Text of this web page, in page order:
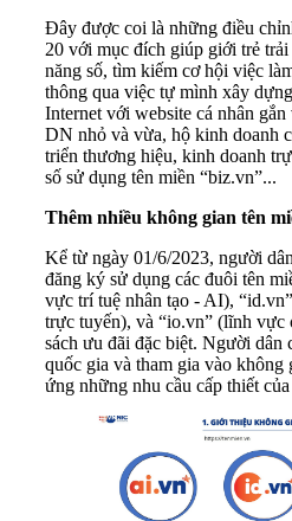
Đây được coi là những điều
20 với mục đích giúp giới trẻ
năng số, tìm kiếm cơ hội việc
thông qua việc tự mình xây
Internet với website cá nhân
DN nhỏ và vừa, hộ kinh doanh
triển thương hiệu, kinh doanh
số sử dụng tên miền “biz.vn”...
Thêm nhiều không gian tên
Kể từ ngày 01/6/2023, người
đăng ký sử dụng các đuôi tên
vực trí tuệ nhân tạo - AI),
trực tuyến), và “io.vn” (lĩnh vực
sách ưu đãi đặc biệt. Người dân
quốc gia và tham gia vào không
ứng những nhu cầu cấp thiết